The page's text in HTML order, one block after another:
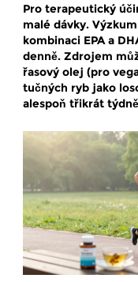
Pro terapeutický
malé dávky.
kombinaci EPA a
denně. Zdrojem
řasový olej (pro
tučných ryb jako
alespoň třikrát